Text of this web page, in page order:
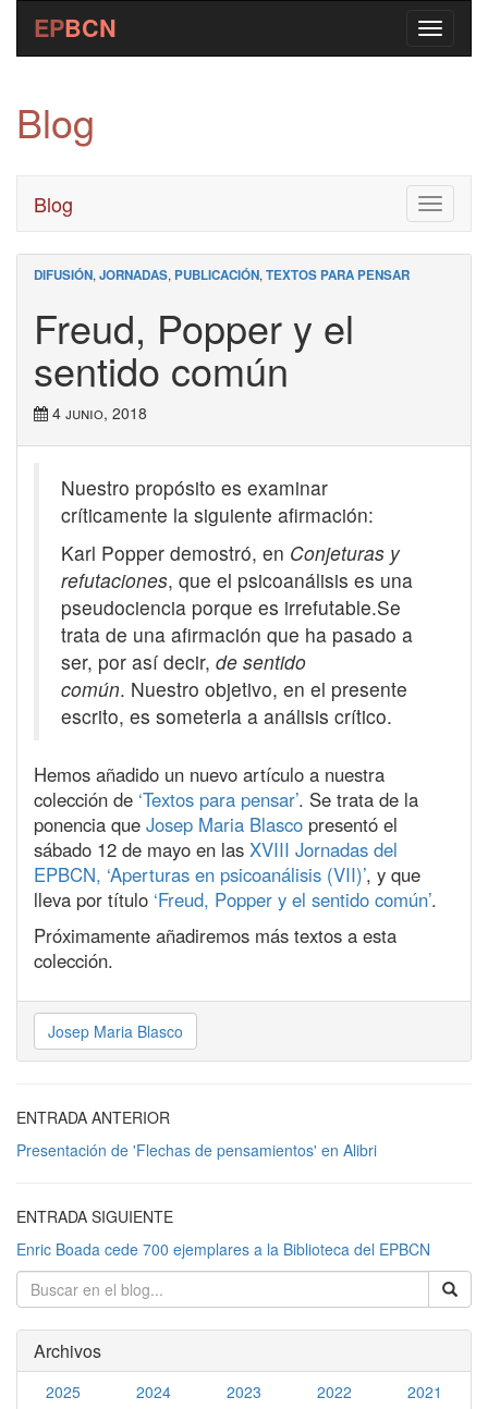
EPBCN
Blog
Toggle
Blog
DIFUSIÓN, JORNADAS, PUBLICACIÓN, TEXTOS PARA PENSAR
Freud, Popper y el
sentido común
4 junio, 2018
Nuestro propósito es examinar
críticamente la siguiente afirmación:
Karl Popper demostró, en Conjeturas y
refutaciones, que el psicoanálisis es una
pseudociencia porque es irrefutable.Se
trata de una afirmación que ha pasado a
ser, por así decir, de sentido
común. Nuestro objetivo, en el presente
escrito, es someterla a análisis crítico.
Hemos añadido un nuevo artículo a nuestra
colección de ‘Textos para pensar’. Se trata de la
ponencia que Josep Maria Blasco presentó el
sábado 12 de mayo en las XVIII Jornadas del
EPBCN, ‘Aperturas en psicoanálisis (VII)’, y que
lleva por título ‘Freud, Popper y el sentido común’.
Próximamente añadiremos más textos a esta
colección.
Josep Maria Blasco
ENTRADA ANTERIOR
Presentación de 'Flechas de pensamientos' en Alibri
ENTRADA SIGUIENTE
Enric Boada cede 700 ejemplares a la Biblioteca del EPBCN
Archivos
2025 2024 2023 2022
2021